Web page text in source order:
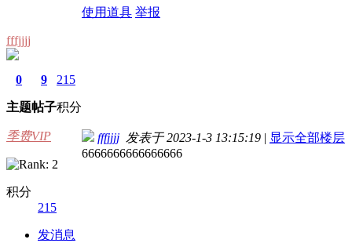
使用道具 举报
fffjjjj
0
主题
9
帖子
215
积分
季费VIP
积分
215
发消息
fffjjjj 发表于 2023-1-3 13:15:19 | 显示全部楼层
6666666666666666